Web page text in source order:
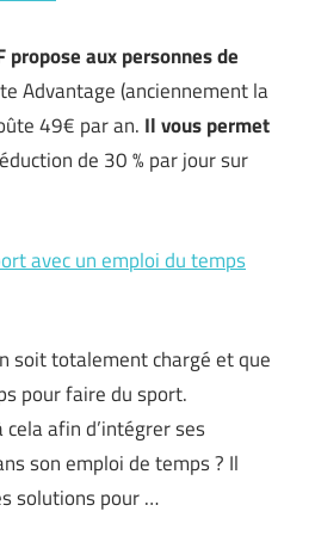
propose aux personnes de
Advantage (anciennement la
49€ par an. Il vous permet
de 30 % par jour sur
avec un emploi du temps
soit totalement chargé et que
pour faire du sport.
afin d’intégrer ses
son emploi de temps ? Il
solutions pour …